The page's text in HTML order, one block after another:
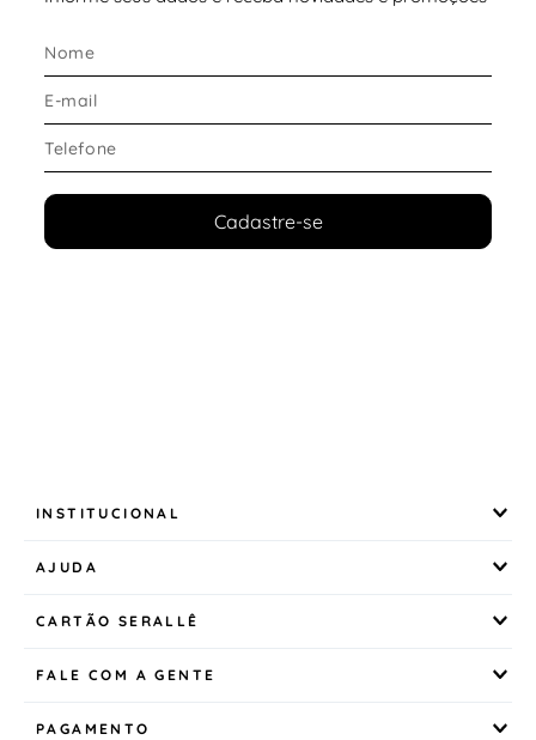
Cadastre-se
INSTITUCIONAL
AJUDA
CARTÃO SERALLÊ
FALE COM A GENTE
PAGAMENTO